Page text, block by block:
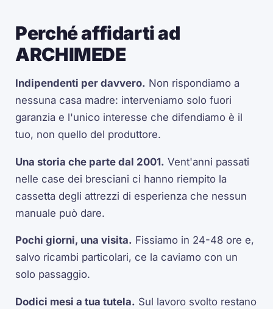
Perché affidarti ad
ARCHIMEDE
Indipendenti per davvero. Non rispondiamo a
nessuna casa madre: interveniamo solo fuori
garanzia e l'unico interesse che difendiamo è il
tuo, non quello del produttore.
Una storia che parte dal 2001. Vent'anni passati
nelle case dei bresciani ci hanno riempito la
cassetta degli attrezzi di esperienza che nessun
manuale può dare.
Pochi giorni, una visita. Fissiamo in 24-48 ore e,
salvo ricambi particolari, ce la caviamo con un
solo passaggio.
Dodici mesi a tua tutela. Sul lavoro svolto restano